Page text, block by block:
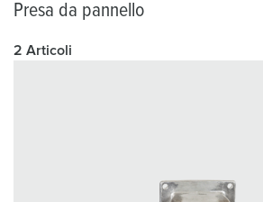
Presa da pannello
2 Articoli